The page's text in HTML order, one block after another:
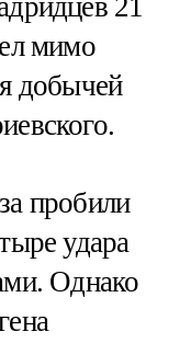
21
мимо
добычей
пробили
удара
Однако